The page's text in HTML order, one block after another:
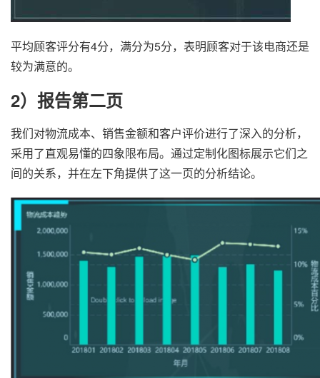
平均顾客评分有4分，满分为5分，表明顾客对于该电商还是
较为满意的。
2）报告第二页
我们对物流成本、销售金额和客户评价进行了深入的分析，
采用了直观易懂的四象限布局。通过定制化图标展示它们之
间的关系，并在左下角提供了这一页的分析结论。